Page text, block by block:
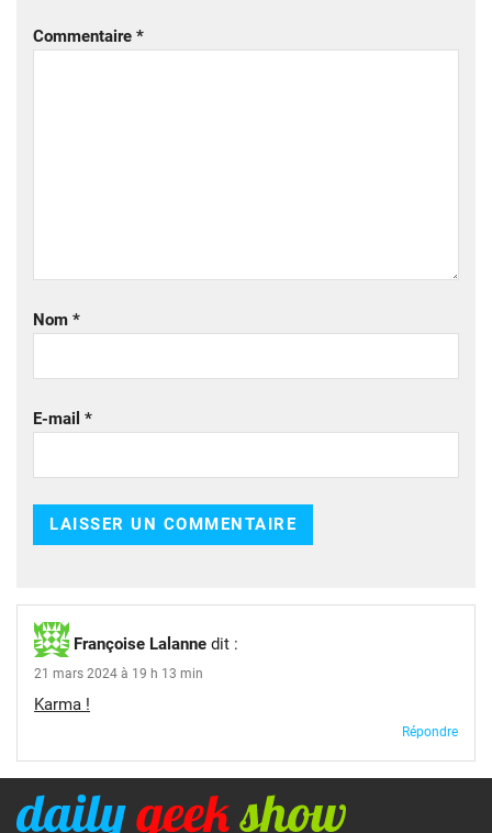
Commentaire *
Nom *
E-mail *
Françoise Lalanne dit :
21 mars 2024 à 19 h 13 min
Karma !
Répondre